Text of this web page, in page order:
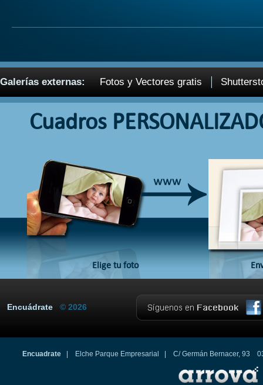
Galerías externas: Fotos y Vectores gratis
Cuadros
Elige tu foto
Encuádrate © 2026
Encuadrate| Elche Parque Empresarial | C/ Germán Bernacer, 93